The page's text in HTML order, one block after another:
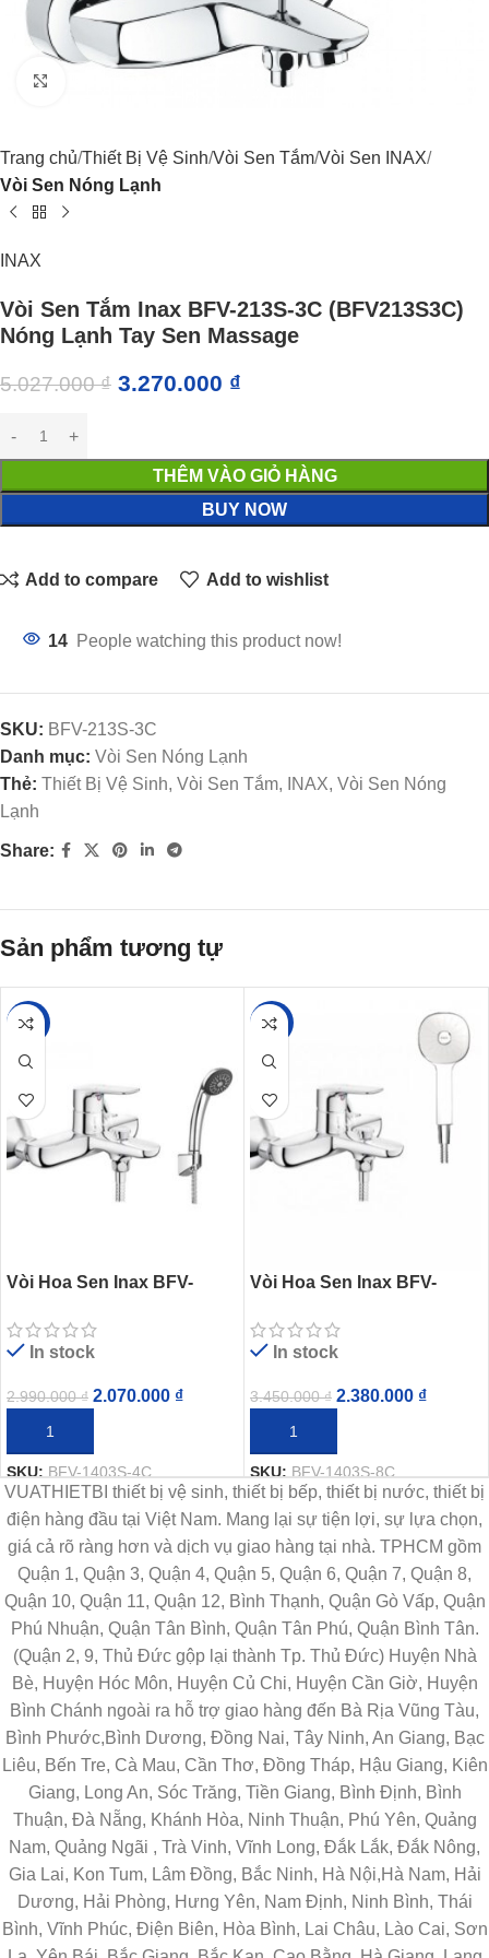
Trang chủ Thiết Bị Vệ Sinh Vòi Sen Tắm Vòi Sen INAX
Vòi Sen Nóng Lạnh
INAX
Vòi Sen Tắm Inax BFV-213S-3C (BFV213S3C)
Nóng Lạnh Tay Sen Massage
5.027.000₫ 3.270.000 ₫
THÊM VÀO GIỎ HÀNG
BUY NOW
Add to compare Add to wishlist
14 People watching this product now!
SKU: BFV-213S-3C
Danh mục: Vòi Sen Nóng Lạnh
Thẻ: Thiết Bị Vệ Sinh, Vòi Sen Tắm, INAX, Vòi Sen Nóng
Lạnh
Share:
Sản phẩm tương tự
-31%
Vòi Hoa Sen Inax BFV-
Nóng Lạnh
In stock
2.990.000₫ 2.070.000 ₫
THÊM VÀO GIỎ HÀNG
SKU:BFV-1403S-4C
-31%
Vòi Hoa Sen Inax BFV-
Nóng Lạnh
In stock
3.450.000₫ 2.380.000 ₫
THÊM VÀO GIỎ HÀNG
SKU:BFV-1403S-8C
VUATHIETBI thiết bị vệ sinh, thiết bị bếp, thiết bị nước, thiết bị
điện hàng đầu tại Việt Nam. Mang lại sự tiện lợi, sự lựa chọn,
giá cả rõ ràng hơn và dịch vụ giao hàng tại nhà. TPHCM gồm
Quận 1, Quận 3, Quận 4, Quận 5, Quận 6, Quận 7, Quận 8,
Quận 10, Quận 11, Quận 12, Bình Thạnh, Quận Gò Vấp, Quận
Phú Nhuận, Quận Tân Bình, Quận Tân Phú, Quận Bình Tân.
(Quận 2, 9, Thủ Đức gộp lại thành Tp. Thủ Đức) Huyện Nhà
Bè, Huyện Hóc Môn, Huyện Củ Chi, Huyện Cần Giờ, Huyện
Bình Chánh ngoài ra hỗ trợ giao hàng đến Bà Rịa Vũng Tàu,
Bình Phước,Bình Dương, Đồng Nai, Tây Ninh, An Giang, Bạc
Liêu, Bến Tre, Cà Mau, Cần Thơ, Đồng Tháp, Hậu Giang, Kiên
Giang, Long An, Sóc Trăng, Tiền Giang, Bình Định, Bình
Thuận, Đà Nẵng, Khánh Hòa, Ninh Thuận, Phú Yên, Quảng
Nam, Quảng Ngãi , Trà Vinh, Vĩnh Long, Đắk Lắk, Đắk Nông,
Gia Lai, Kon Tum, Lâm Đồng, Bắc Ninh, Hà Nội,Hà Nam, Hải
Dương, Hải Phòng, Hưng Yên, Nam Định, Ninh Bình, Thái
Bình, Vĩnh Phúc, Điện Biên, Hòa Bình, Lai Châu, Lào Cai, Sơn